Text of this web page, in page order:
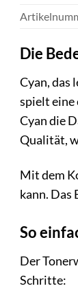
Die
Cyan, das
spielt eine
Cyan die
Qualität,
Mit dem
kann. Das
So
Der
Schritte: